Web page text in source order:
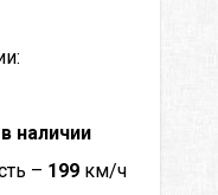
наличии
– 199 км/ч